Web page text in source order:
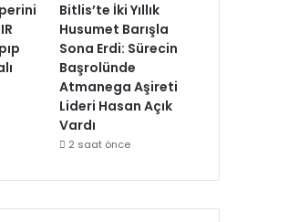
Bitlis’te İki Yıllık
Husumet Barışla
Sona Erdi: Sürecin
Başrolünde
Atmanega Aşireti
Lideri Hasan Açık
Vardı
2 saat önce